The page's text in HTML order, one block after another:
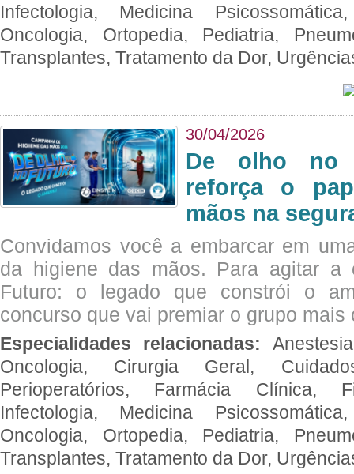
Infectologia, Medicina
Oncologia, Ortopedia, Pediatria,
Transplantes, Tratamento da Dor,
30/04/2026
De olho no
reforça o
mãos na
Convidamos você a embarcar em
da higiene das mãos. Para agitar a
Futuro: o legado que constrói o
concurso que vai premiar o grupo mais
Especialidades relacionadas:
Oncologia, Cirurgia Geral,
Perioperatórios, Farmácia Clínica,
Infectologia, Medicina
Oncologia, Ortopedia, Pediatria,
Transplantes, Tratamento da Dor,